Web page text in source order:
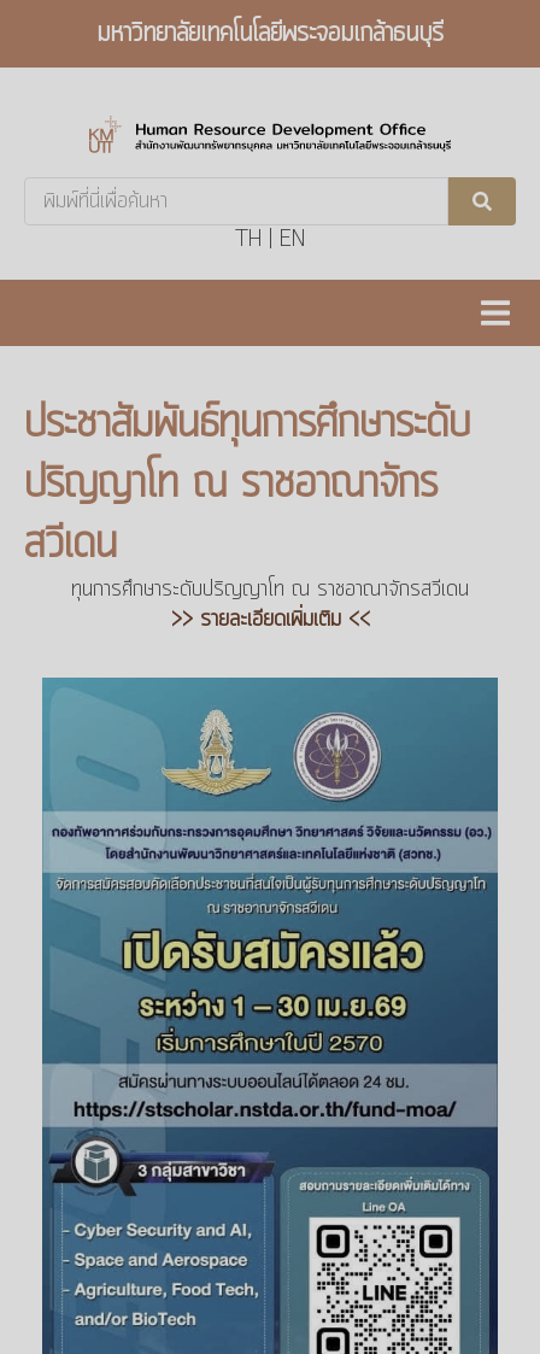
มหาวิทยาลัยเทคโนโลยีพระจอมเกล้าธนบุรี
Search
TH EN
ประชาสัมพันธ์ทุนการศึกษาระดับ
ปริญญาโท ณ ราชอาณาจักร
สวีเดน
ทุนการศึกษาระดับปริญญาโท ณ ราชอาณาจักรสวีเดน
>> รายละเอียดเพิ่มเติม <<